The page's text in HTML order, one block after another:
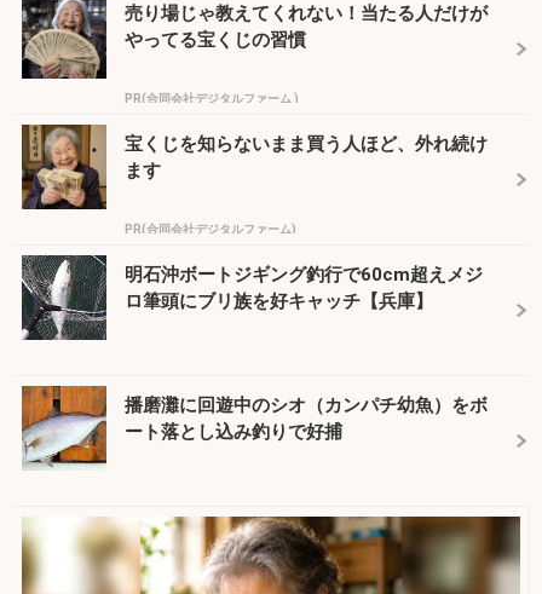
売り場じゃ教えてくれない！当たる人だけが
やってる宝くじの習慣
PR(合同会社デジタルファーム )
宝くじを知らないまま買う人ほど、外れ続け
ます
PR(合同会社デジタルファーム)
明石沖ボートジギング釣行で60cm超えメジ
ロ筆頭にブリ族を好キャッチ【兵庫】
播磨灘に回遊中のシオ（カンパチ幼魚）をボ
ート落とし込み釣りで好捕